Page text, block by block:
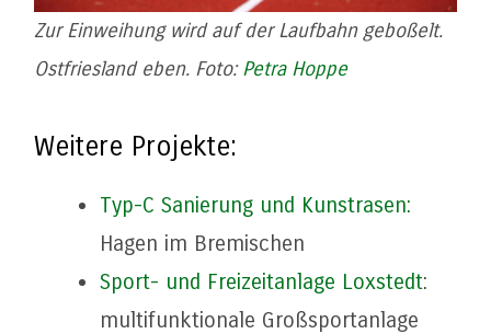
Zur Einweihung wird auf der Laufbahn geboßelt.
Ostfriesland eben. Foto:Petra Hoppe
Weitere Projekte:
Typ-C Sanierung und Kunstrasen:
Hagen im Bremischen
Sport- und Freizeitanlage Loxstedt:
multifunktionale Großsportanlage